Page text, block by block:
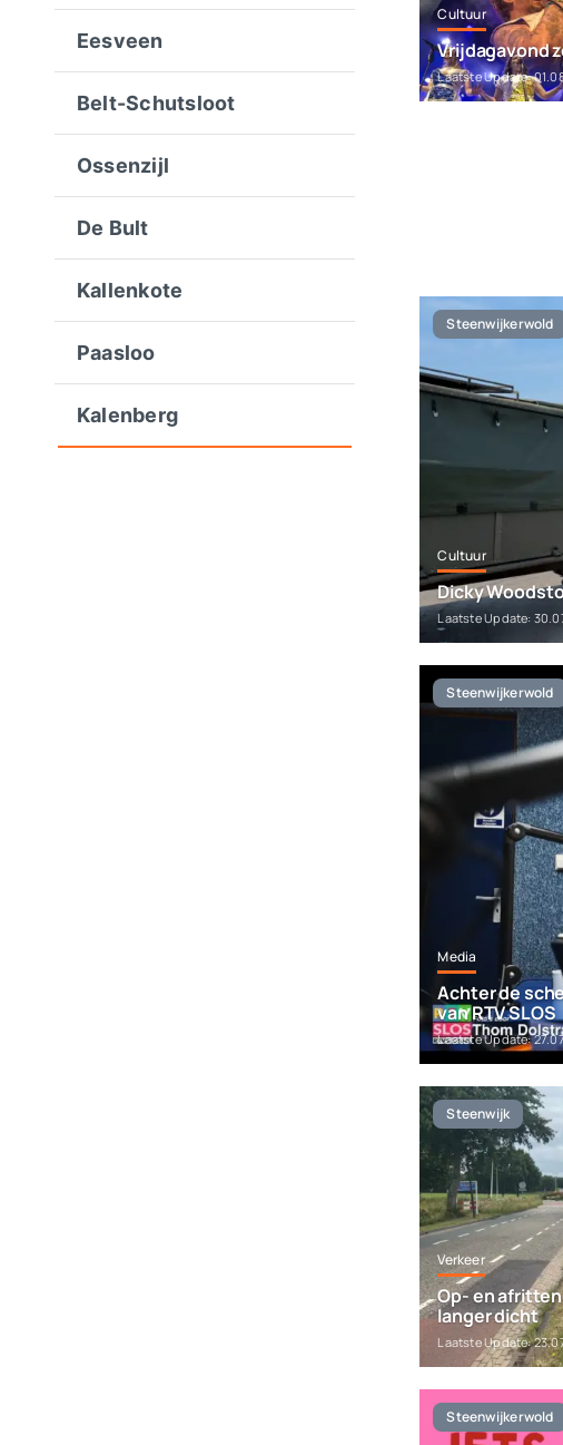
Eesveen
Belt-Schutsloot
Ossenzijl
De Bult
Kallenkote
Paasloo
Kalenberg
Cultuur
Vrijdagavond
Laatste Update:
Steenwijkerwold
Cultuur
Dicky
Laatste Update:
Steenwijkerwold
Media
Achter de
van RTV SLOS
Laatste Update:
Steenwijk
Verkeer
Op- en
langer dicht
Laatste Update:
Steenwijkerwold